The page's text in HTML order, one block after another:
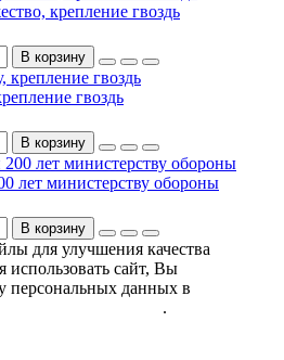
крепление гвоздь
В корзину
гвоздь
В корзину
лет министерству обороны
В корзину
для улучшения качества
сайт, Вы
персональных данных в
.